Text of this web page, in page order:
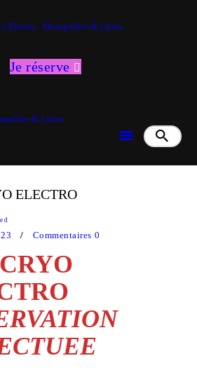
Je réserve
INFOS
ELECTRO
0
Commentaires
CRYO